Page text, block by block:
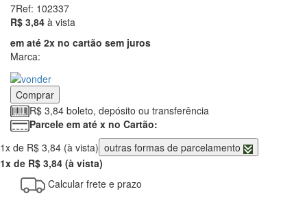
7Ref: 102337
3.84
R$ 3,84 à vista
em até 2x no cartão sem juros
Marca:
Comprar
R$ 3,84 boleto, depósito ou transferência
Parcele em até x no Cartão:
1x de R$ 3,84 (à vista) outras formas de parcelamento
1x de R$ 3,84 (à vista)
Calcular frete e prazo